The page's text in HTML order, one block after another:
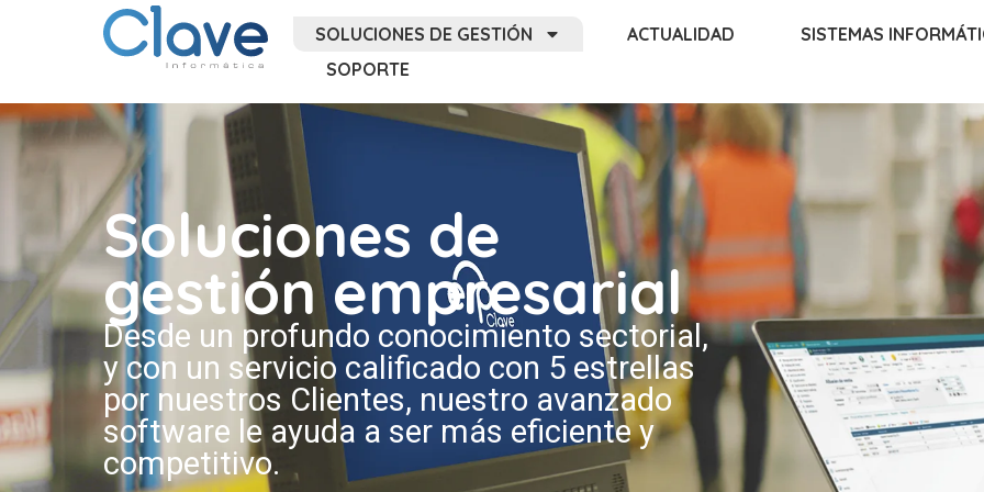
SOLUCIONES DE GESTIÓN ACTUALIDAD
SISTEMAS
SOPORTE
Soluciones de
gestión empresarial
Desde un profundo conocimiento sectorial,
y con un servicio calificado con 5 estrellas
por nuestros Clientes, nuestro avanzado
software le ayuda a ser más eficiente y
competitivo.